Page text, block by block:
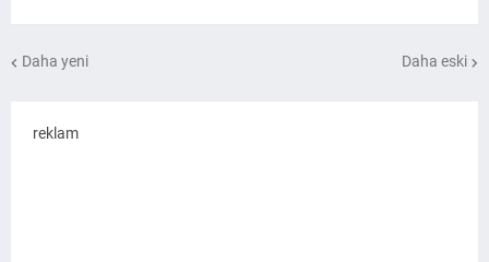
Daha yeni Daha eski
reklam